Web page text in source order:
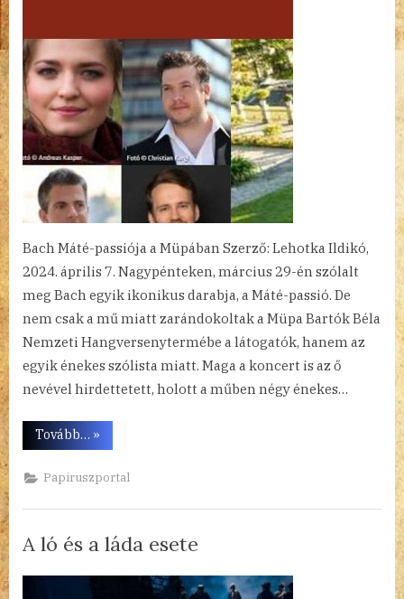
Bach Máté-passiója a Müpában Szerző: Lehotka Ildikó,
2024. április 7. Nagypénteken, március 29-én szólalt
meg Bach egyik ikonikus darabja, a Máté-passió. De
nem csak a mű miatt zarándokoltak a Müpa Bartók Béla
Nemzeti Hangversenytermébe a látogatók, hanem az
egyik énekes szólista miatt. Maga a koncert is az ő
nevével hirdettetett, holott a műben négy énekes…
Tovább… “Ünnepi
koncert”
»
Papiruszportal
A ló és a láda esete
Posted
2024.04.04.
By
admin
1 hozzászólás a(z)A
bejegyzéshez